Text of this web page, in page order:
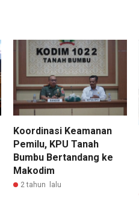
Koordinasi Keamanan
Pemilu, KPU Tanah
Bumbu Bertandang ke
Makodim
2 tahun lalu